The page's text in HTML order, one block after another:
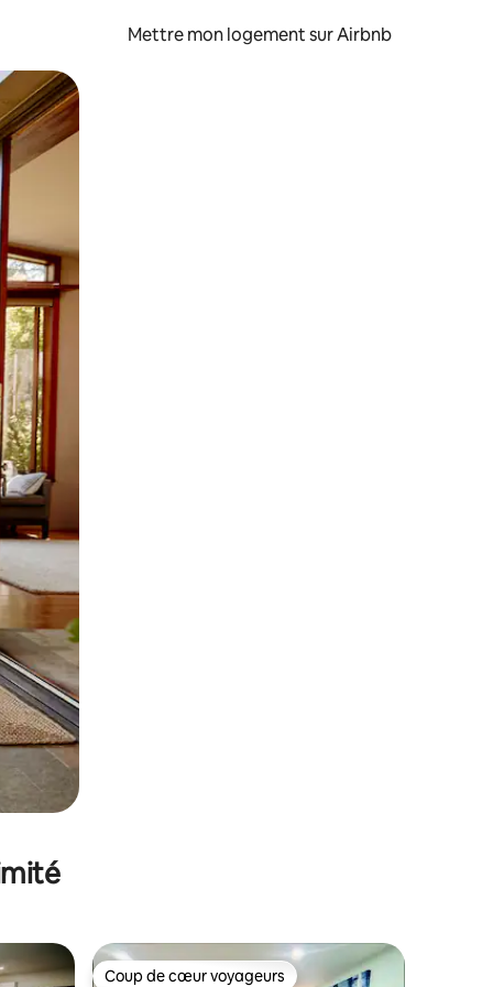
Mettre mon logement sur Airbnb
glisser.
Coup de cœur voyageurs